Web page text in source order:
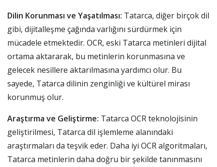
Dilin Korunması ve Yaşatılması: Tatarca, diğer birçok dil
gibi, dijitalleşme çağında varlığını sürdürmek için
mücadele etmektedir. OCR, eski Tatarca metinleri dijital
ortama aktararak, bu metinlerin korunmasına ve
gelecek nesillere aktarılmasına yardımcı olur. Bu
sayede, Tatarca dilinin zenginliği ve kültürel mirası
korunmuş olur.
Araştırma ve Geliştirme: Tatarca OCR teknolojisinin
geliştirilmesi, Tatarca dil işlemleme alanındaki
araştırmaları da teşvik eder. Daha iyi OCR algoritmaları,
Tatarca metinlerin daha doğru bir şekilde tanınmasını